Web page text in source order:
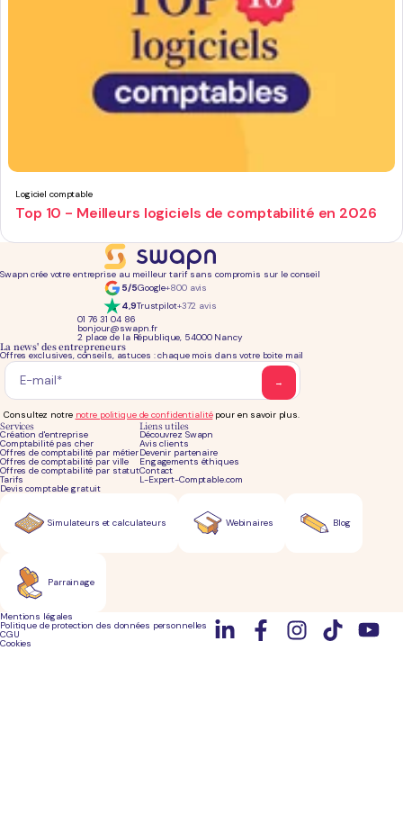
Logiciel comptable
Top 10 - Meilleurs logiciels de comptabilité en 2026
Swapn crée votre entreprise au meilleur tarif sans compromis sur le conseil
5/5Google+800 avis
4,9Trustpilot+372 avis
01 76 31 04 86
bonjour@swapn.fr
2 place de la République, 54000 Nancy
Services
Création d'entreprise
Comptabilité pas cher
Offres de comptabilité par métier
Offres de comptabilité par ville
Offres de comptabilité par statut
Tarifs
Devis comptable gratuit
Liens utiles
Découvrez Swapn
Avis clients
Devenir partenaire
Engagements éthiques
Contact
L-Expert-Comptable.com
La news' des entrepreneurs
Offres exclusives, conseils, astuces : chaque mois dans votre boite mail
Consultez notre notre politique de confidentialitépour en savoir plus.
Simulateurs et calculateurs Blog
Parrainage
Webinaires
Mentions légales
Politique de protection des données personnelles
CGU
Cookies